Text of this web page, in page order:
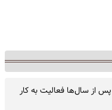
از سال‌ها فعالیت به کار